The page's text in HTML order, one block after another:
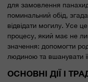
для замовлення
поминальний обід,
відвідати могилу. Усе
процесу, який має не
значення: допомогти
людиною та вшанувати
ОСНОВНІ ДІЇ І